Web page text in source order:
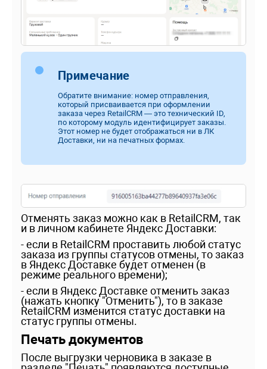
Примечание
Обратите внимание: номер отправления,
который присваивается при оформлении
заказа через RetailCRM — это технический ID,
по которому модуль идентифицирует заказы.
Этот номер не будет отображаться ни в ЛК
Доставки, ни на печатных формах.
Отменять заказ можно как в RetailCRM, так
и в личном кабинете Яндекс Доставки:
- если в RetailCRM проставить любой статус
заказа из группы статусов отмены, то заказ
в Яндекс Доставке будет отменен (в
режиме реального времени);
- если в Яндекс Доставке отменить заказ
(нажать кнопку "Отменить"), то в заказе
RetailCRM изменится статус доставки на
статус группы отмены.
Печать документов
После выгрузки черновика в заказе в